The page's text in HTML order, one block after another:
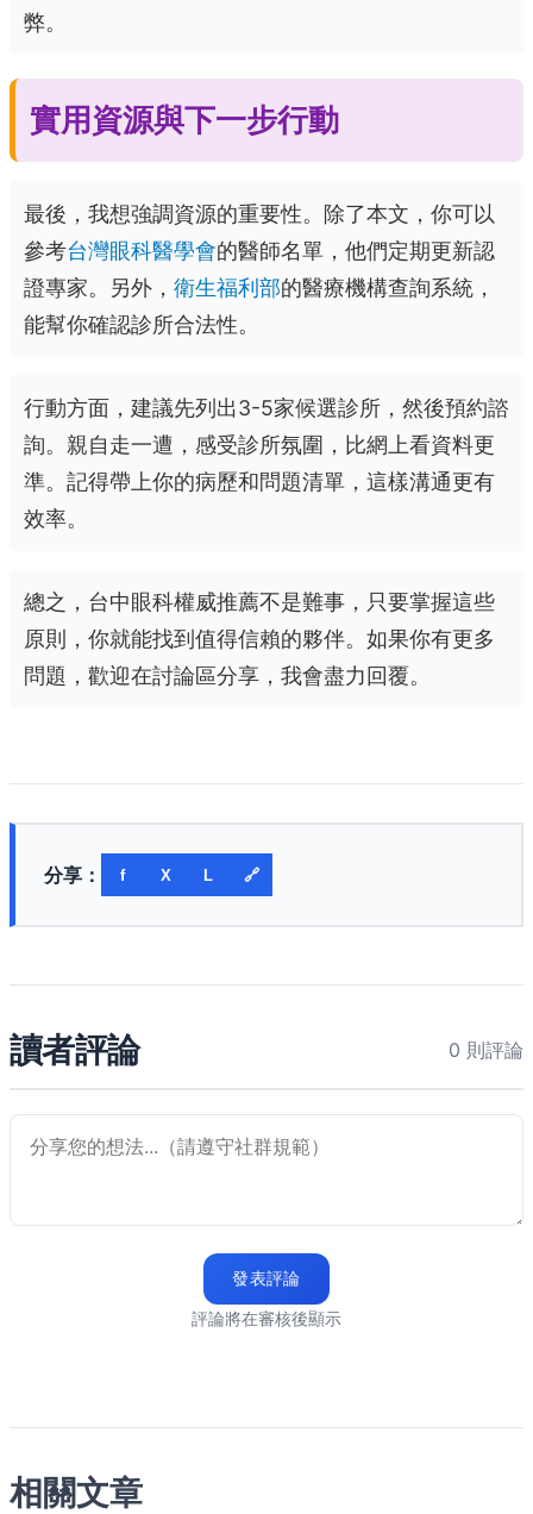
弊。
實用資源與下一步行動
最後，我想強調資源的重要性。除了本文，你可以
參考台灣眼科醫學會的醫師名單，他們定期更新認
證專家。另外， 衛生福利部的醫療機構查詢系統，
能幫你確認診所合法性。
行動方面，建議先列出3-5家候選診所，然後預約諮
詢。親自走一遭，感受診所氛圍，比網上看資料更
準。記得帶上你的病歷和問題清單，這樣溝通更有
效率。
總之，台中眼科權威推薦不是難事，只要掌握這些
原則，你就能找到值得信賴的夥伴。如果你有更多
問題，歡迎在討論區分享，我會盡力回覆。
分享： f X L 🔗
讀者評論 0 則評論
發表評論
評論將在審核後顯示
相關文章